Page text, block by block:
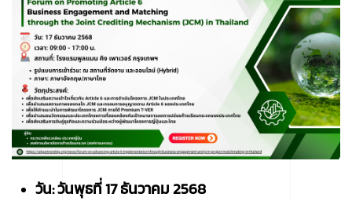
วัน: วันพุธที่ 17 ธันวาคม 2568